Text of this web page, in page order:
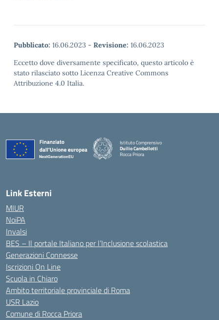
Pubblicato: 16.06.2023 - Revisione: 16.06.2023
Eccetto dove diversamente specificato, questo articolo è
stato rilasciato sotto Licenza Creative Commons
Attribuzione 4.0 Italia.
Istituto Comprensivo
Duilio Cambellotti
Rocca Priora
Link Esterni
MIUR
NoiPA
Invalsi
BES – Il portale Italiano per l’Inclusione scolastica
Generazioni Connesse
Iscrizioni On Line
Scuola in Chiaro
Ambito territoriale provinciale di Roma
USR Lazio
Comune di Rocca Priora